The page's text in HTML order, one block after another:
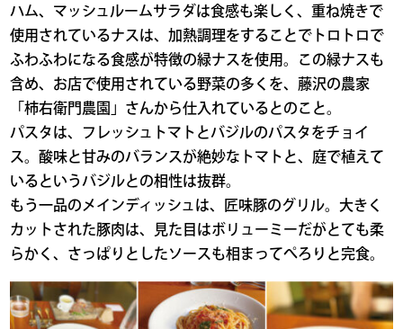
ハム、マッシュルームサラダは食感も楽しく、重ね焼きで
使用されているナスは、加熱調理をすることでトロトロで
ふわふわになる食感が特徴の緑ナスを使用。この緑ナスも
含め、お店で使用されている野菜の多くを、藤沢の農家
「柿右衛門農園」さんから仕入れているとのこと。
パスタは、フレッシュトマトとバジルのパスタをチョイ
ス。酸味と甘みのバランスが絶妙なトマトと、庭で植えて
いるというバジルとの相性は抜群。
もう一品のメインディッシュは、匠味豚のグリル。大きく
カットされた豚肉は、見た目はボリューミーだがとても柔
らかく、さっぱりとしたソースも相まってぺろりと完食。